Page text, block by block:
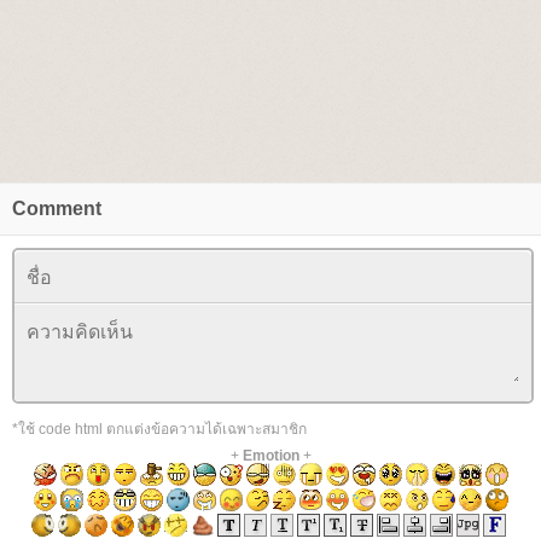
Comment
*ใช้ code html ตกแต่งข้อความได้เฉพาะสมาชิก
+ Emotion+